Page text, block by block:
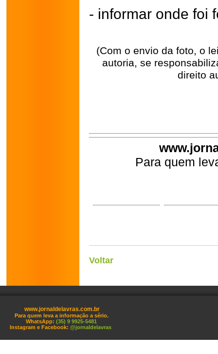
- informar onde foi
(Com o envio da foto, o
autoria, se
direito
Para quem
Voltar
www.jornaldelavras.com.br
Para quem leva a informação a sério.
WhatsApp: (35) 9 9925-5481
Instagram e Facebook: @jornaldelavras